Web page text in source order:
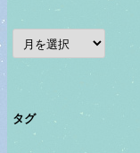
ー
タグ